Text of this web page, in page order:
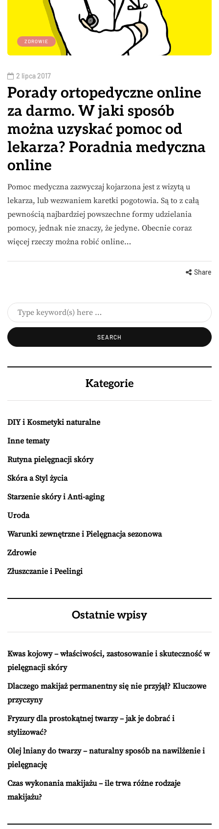
ZDROWIE
2 lipca 2017
Porady ortopedyczne online
za darmo. W jaki sposób
można uzyskać pomoc od
lekarza? Poradnia medyczna
online
Pomoc medyczna zazwyczaj kojarzona jest z wizytą u
lekarza, lub wezwaniem karetki pogotowia. Są to z całą
pewnością najbardziej powszechne formy udzielania
pomocy, jednak nie znaczy, że jedyne. Obecnie coraz
więcej rzeczy można robić online…
Share
Kategorie
DIY i Kosmetyki naturalne
Inne tematy
Rutyna pielęgnacji skóry
Skóra a Styl życia
Starzenie skóry i Anti-aging
Uroda
Warunki zewnętrzne i Pielęgnacja sezonowa
Zdrowie
Złuszczanie i Peelingi
Ostatnie wpisy
Kwas kojowy – właściwości, zastosowanie i skuteczność w
pielęgnacji skóry
Dlaczego makijaż permanentny się nie przyjął? Kluczowe
przyczyny
Fryzury dla prostokątnej twarzy – jak je dobrać i
stylizować?
Olej lniany do twarzy – naturalny sposób na nawilżenie i
pielęgnację
Czas wykonania makijażu – ile trwa różne rodzaje
makijażu?